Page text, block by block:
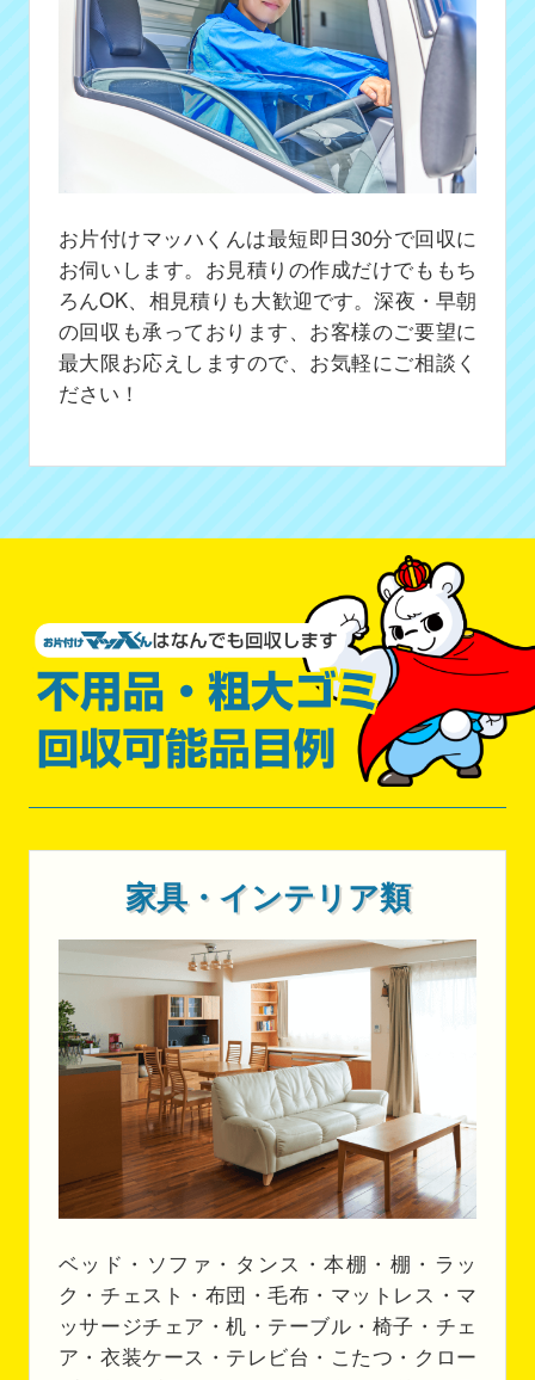
お片付けマッハくんは最短即日30分で回収に
お伺いします。お見積りの作成だけでももち
ろんOK、相見積りも大歓迎です。深夜・早朝
の回収も承っております、お客様のご要望に
最大限お応えしますので、お気軽にご相談く
ださい！
家具・インテリア類
ベッド・ソファ・タンス・本棚・棚・ラッ
ク・チェスト・布団・毛布・マットレス・マ
ッサージチェア・机・テーブル・椅子・チェ
ア・衣装ケース・テレビ台・こたつ・クロー